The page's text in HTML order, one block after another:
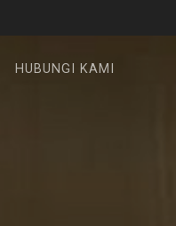
HUBUNGI KAMI